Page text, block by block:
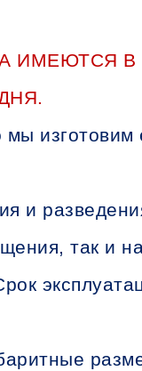
ИМЕЮТСЯ В
изготовим
и
так и